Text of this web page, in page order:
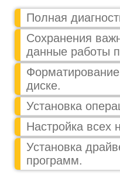
Полная
Сохранения
данные работы
диске.
Установка
Настройка всех
Установка
программ.